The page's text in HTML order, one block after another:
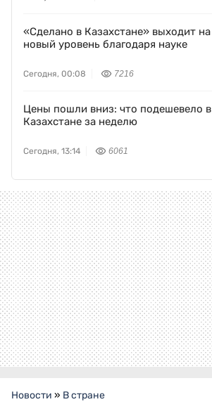
«Сделано в Казахстане» выходит на
новый уровень благодаря науке
Сегодня, 00:08 7216
Цены пошли вниз: что подешевело в
Казахстане за неделю
Сегодня, 13:14 6061
Новости » В стране